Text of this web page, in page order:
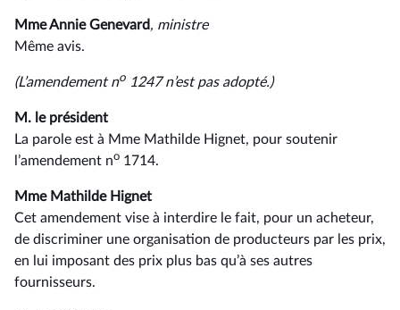
Mme Annie Genevard, ministre
Même avis.
(L’amendement no 1247 n’est pas adopté.)
M. le président
La parole est à Mme Mathilde Hignet, pour soutenir
l’amendement no 1714.
Mme Mathilde Hignet
Cet amendement vise à interdire le fait, pour un acheteur,
de discriminer une organisation de producteurs par les prix,
en lui imposant des prix plus bas qu’à ses autres
fournisseurs.